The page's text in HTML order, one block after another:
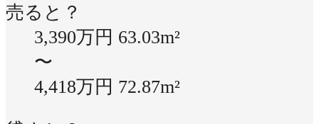
売ると？
3,390万円 63.03m²
〜
4,418万円 72.87m²